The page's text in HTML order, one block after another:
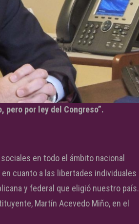
pero por ley del Congreso”.
en todo el ámbito nacional
cuanto a las libertades individuales
y federal que eligió nuestro país.
Martín Acevedo Miño, en el